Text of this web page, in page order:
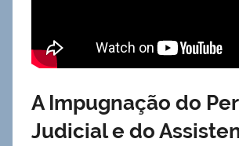
A Impugnação do
Judicial e do